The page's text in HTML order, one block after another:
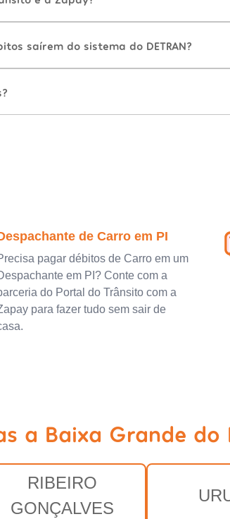
saírem do sistema do DETRAN?
de Carro em PI
pagar débitos de Carro em um
em PI? Conte com a
do Portal do Trânsito com a
para fazer tudo sem sair de
a Baixa Grande do
RIBEIRO
GONÇALVES